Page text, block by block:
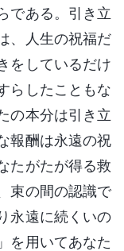
である。引き立
、人生の祝福だ
をしているだけ
らしたこともな
の本分は引き立
報酬は永遠の祝
たがたが得る救
束の間の認識で
永遠に続くいの
を用いてあなた